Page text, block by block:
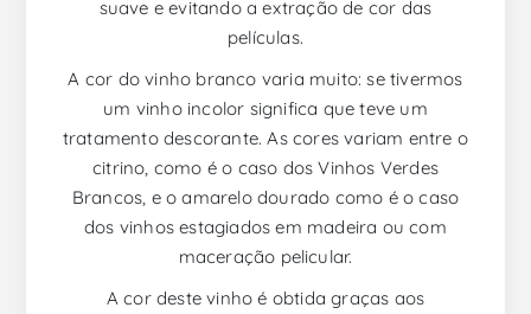
suave e evitando a extração de cor das
películas.
A cor do vinho branco varia muito: se tivermos
um vinho incolor significa que teve um
tratamento descorante. As cores variam entre o
citrino, como é o caso dos Vinhos Verdes
Brancos, e o amarelo dourado como é o caso
dos vinhos estagiados em madeira ou com
maceração pelicular.
A cor deste vinho é obtida graças aos